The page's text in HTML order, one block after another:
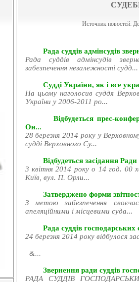
Источник новостей:
Рада суддів адмінсудів
Рада суддів адмінсудів
забезпечення незалежності судд...
Судді України, як і все
На цьому наголосив суддя
України у 2006-2011 ро...
Відбудеться прес-
Он...
28 березня 2014 року у
судді Верховного Су...
Відбудеться засідання
3 квітня 2014 року о 14 год. 00
Київ, вул. П. Орли...
Затверджено форми
З метою забезпечення
апеляційними і місцевими суда...
Рада суддів господарських
24 березня 2014 року відбулося
&...
Звернення ради суддів
РАДА СУДДІВ